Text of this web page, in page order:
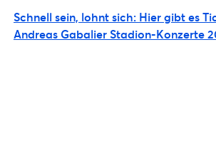
Schnell sein, lohnt sich: Hier gibt es
Andreas Gabalier Stadion-Konzerte